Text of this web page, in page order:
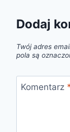
Dodaj
Twój adres
pola są
Komentarz